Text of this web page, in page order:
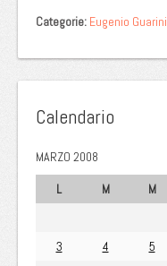
Categorie: Eugenio Guarini
Calendario
MARZO 2008
L
M M
3
4 5